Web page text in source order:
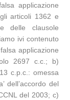
applicazione
articoli 1362 e
delle clausole
ivi contenuto
applicazione
2697 c.c.; b)
c.p.c.: omessa
dell’accordo del
del 2003; c)